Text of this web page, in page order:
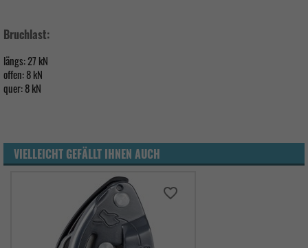
Bruchlast:
längs: 27 kN
offen: 8 kN
quer: 8 kN
VIELLEICHT GEFÄLLT IHNEN AUCH
favorite_border